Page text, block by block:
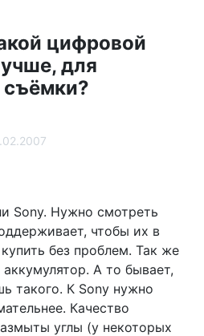
цифровой
для
Sony. Нужно смотреть
чтобы их в
без проблем. Так же
А то бывает,
такого. К Sony нужно
Качество
углы (у некоторых